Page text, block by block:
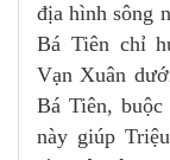
địa hình sông
Bá Tiên chỉ
Vạn Xuân
Bá Tiên,
này giúp